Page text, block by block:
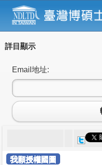
詳目顯示
Email地址:
我願授權國圖